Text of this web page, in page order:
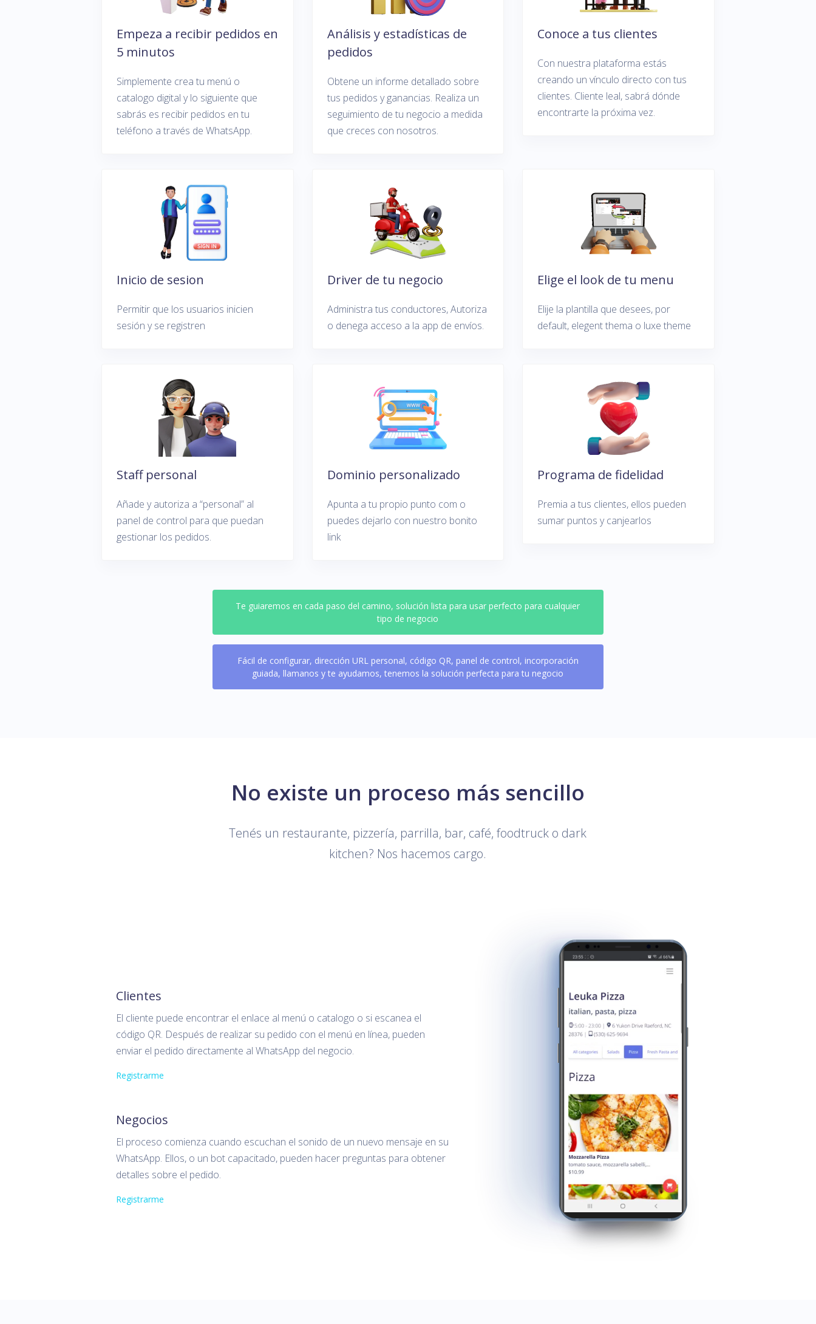
Empeza a recibir pedidos en
5 minutos
Simplemente crea tu menú o
catalogo digital y lo siguiente que
sabrás es recibir pedidos en tu
teléfono a través de WhatsApp.
Análisis y estadísticas de
pedidos
Obtene un informe detallado sobre
tus pedidos y ganancias. Realiza un
seguimiento de tu negocio a medida
que creces con nosotros.
Conoce a tus clientes
Con nuestra plataforma estás
creando un vínculo directo con tus
clientes. Cliente leal, sabrá dónde
encontrarte la próxima vez.
Inicio de sesion
Permitir que los usuarios inicien
sesión y se registren
Driver de tu negocio
Administra tus conductores, Autoriza
o denega acceso a la app de envíos.
Elige el look de tu menu
Elije la plantilla que desees, por
default, elegent thema o luxe theme
Staff personal
Añade y autoriza a “personal” al
panel de control para que puedan
gestionar los pedidos.
Dominio personalizado
Apunta a tu propio punto com o
puedes dejarlo con nuestro bonito
link
Programa de fidelidad
Premia a tus clientes, ellos pueden
sumar puntos y canjearlos
Te guiaremos en cada paso del camino, solución lista para usar perfecto para cualquier
tipo de negocio
Fácil de configurar, dirección URL personal, código QR, panel de control, incorporación
guiada, llamanos y te ayudamos, tenemos la solución perfecta para tu negocio
No existe un proceso más sencillo
Tenés un restaurante, pizzería, parrilla, bar, café, foodtruck o dark
kitchen? Nos hacemos cargo.
Clientes
El cliente puede encontrar el enlace al menú o catalogo o si escanea el
código QR. Después de realizar su pedido con el menú en línea, pueden
enviar el pedido directamente al WhatsApp del negocio.
Registrarme
Negocios
El proceso comienza cuando escuchan el sonido de un nuevo mensaje en su
WhatsApp. Ellos, o un bot capacitado, pueden hacer preguntas para obtener
detalles sobre el pedido.
Registrarme